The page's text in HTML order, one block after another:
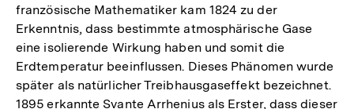
französische Mathematiker kam 1824 zu der
Erkenntnis, dass bestimmte atmosphärische Gase
eine isolierende Wirkung haben und somit die
Erdtemperatur beeinflussen. Dieses Phänomen wurde
später als natürlicher Treibhausgaseffekt bezeichnet.
1895 erkannte Svante Arrhenius als Erster, dass dieser